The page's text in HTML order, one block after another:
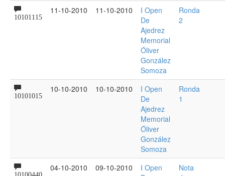
10101115
11-10-2010 11-10-2010
I Open
De
Ajedrez
Memorial
Óliver
González
Somoza
Ronda
2
10101015
10-10-2010 10-10-2010
I Open
De
Ajedrez
Memorial
Óliver
González
Somoza
Ronda
1
10100440
04-10-2010 09-10-2010
I Open
Nota